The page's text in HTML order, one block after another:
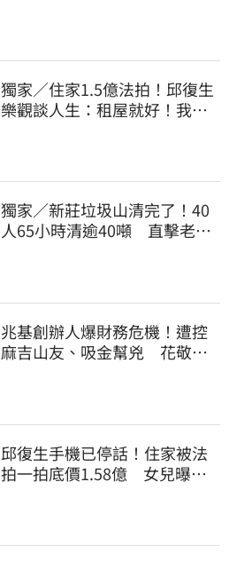
獨家／住家1.5億法拍！邱復生
樂觀談人生：租屋就好！我還
獨家／新莊垃圾山清完了！40
人65小時清逾40噸 直擊老翁
兆基創辦人爆財務危機！遭控
麻吉山友、吸金幫兇 花敬群
邱復生手機已停話！住家被法
拍一拍底價1.58億 女兒曝原